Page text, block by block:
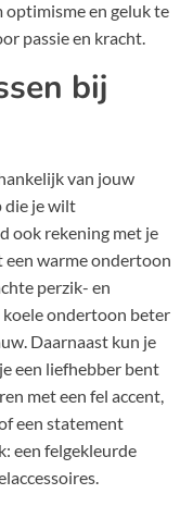
en geluk te
passie en kracht.
bij
van jouw
die je wilt
ook rekening met je
een warme ondertoon
perzik- en
ondertoon beter
Daarnaast kun je
een liefhebber bent
met een fel accent,
een statement
een felgekleurde